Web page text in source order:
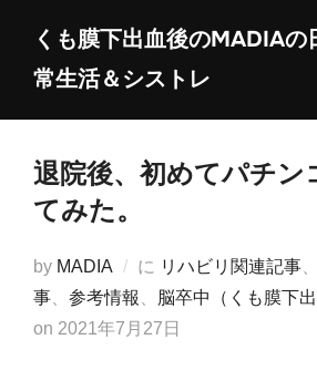
くも膜下出血後のMADIAの
常生活＆シストレ
退院後、初めてパチン
てみた。
by MADIA に リハビリ関連記事
事
参考情報
脳卒中（くも膜下
on 投
2021年7月27日